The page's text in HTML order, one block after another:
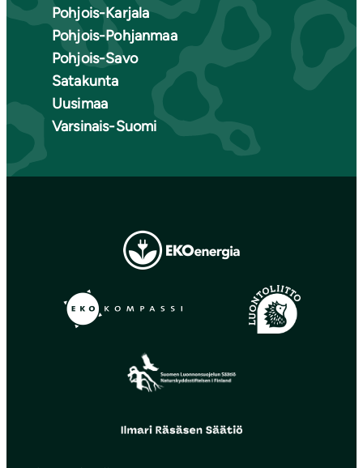
Pohjois-Karjala
Pohjois-Pohjanmaa
Pohjois-Savo
Satakunta
Uusimaa
Varsinais-Suomi